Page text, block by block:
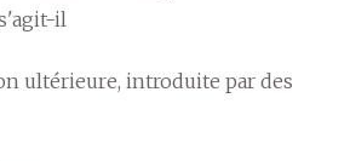
il
ultérieure, introduite par des